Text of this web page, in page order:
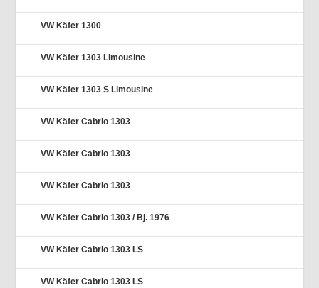
VW Käfer 1300
VW Käfer 1303 Limousine
VW Käfer 1303 S Limousine
VW Käfer Cabrio 1303
VW Käfer Cabrio 1303
VW Käfer Cabrio 1303
VW Käfer Cabrio 1303 / Bj. 1976
VW Käfer Cabrio 1303 LS
VW Käfer Cabrio 1303 LS